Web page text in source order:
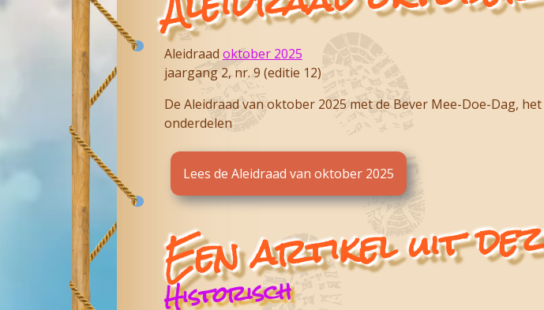
Aleidraad oktober 2025
jaargang 2, nr. 9 (editie 12)
De Aleidraad van oktober 2025 met de Bever Mee-Doe-Dag,
onderdelen
Lees de Aleidraad van oktober 2025
Een artikel uit
Historisch